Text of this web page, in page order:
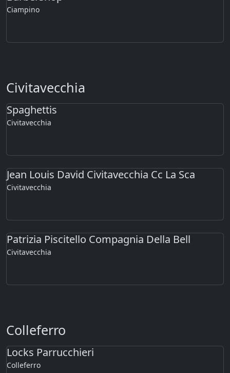
Ciampino
Civitavecchia
Spaghettis
Civitavecchia
Jean Louis David Civitavecchia Cc La Sca
Civitavecchia
Patrizia Piscitello Compagnia Della Bell
Civitavecchia
Colleferro
Locks Parrucchieri
Colleferro